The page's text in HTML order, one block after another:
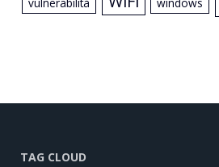
TAG CLOUD